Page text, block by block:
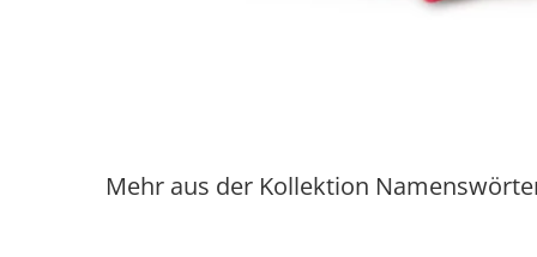
Mehr aus der Kollektion